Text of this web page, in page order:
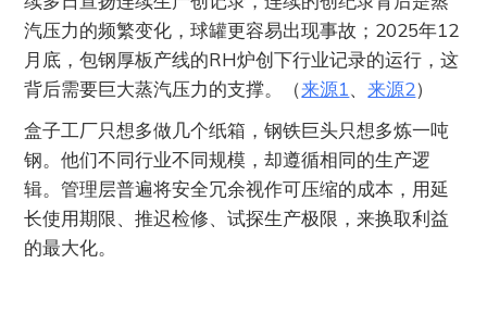
汽压力的频繁变化，球罐更容易出现事故；2025年12
月底，包钢厚板产线的RH炉创下行业记录的运行，这
背后需要巨大蒸汽压力的支撑。（来源1、来源2）
盒子工厂只想多做几个纸箱，钢铁巨头只想多炼一吨
钢。他们不同行业不同规模，却遵循相同的生产逻
辑。管理层普遍将安全冗余视作可压缩的成本，用延
长使用期限、推迟检修、试探生产极限，来换取利益
的最大化。